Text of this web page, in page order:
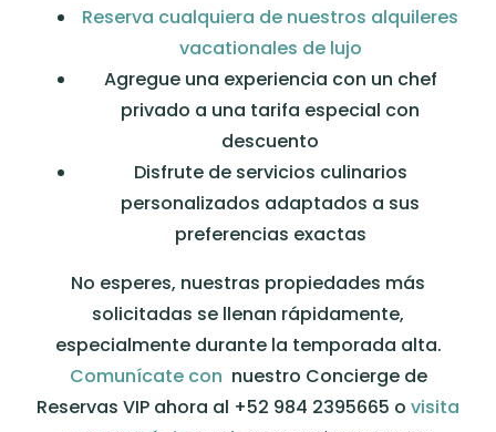
Reserva cualquiera de nuestros alquileres
vacationales de lujo
Agregue una experiencia con un chef
privado a una tarifa especial con
descuento
Disfrute de servicios culinarios
personalizados adaptados a sus
preferencias exactas
No esperes, nuestras propiedades más
solicitadas se llenan rápidamente,
especialmente durante la temporada alta.
Comunícate con nuestro Concierge de
Reservas VIP ahora al +52 984 2395665 o visita